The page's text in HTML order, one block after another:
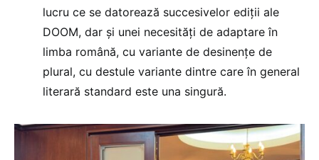
lucru ce se datorează succesivelor ediții ale
DOOM, dar și unei necesități de adaptare în
limba română, cu variante de desinențe de
plural, cu destule variante dintre care în general
literară standard este una singură.